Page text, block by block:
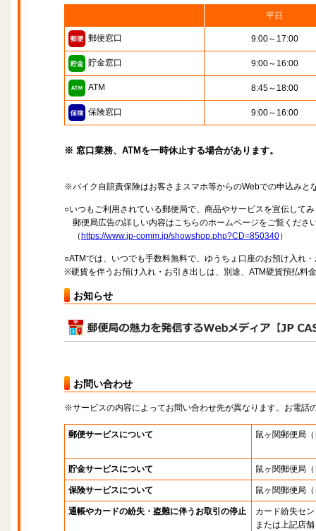
平日
郵便窓口 9:00～17:00
貯金窓口 9:00～16:00
ATM 8:45～18:00
保険窓口 9:00～16:00
※ 窓口業務、ATMを一時休止する場合があります。
※バイク自賠責保険はお客さまスマホ等からのWebでの申込みと
○いつもご利用されている郵便局で、商品やサービスを宣伝して
郵便局広告の詳しい内容はこちらのホームページをご覧くださ
（ https://www.jp-comm.jp/showshop.php?CD=850340）
○ATMでは、いつでも手数料無料で、ゆうちょ口座のお預け入れ
※硬貨を伴うお預け入れ・お引き出しは、別途、ATM硬貨預払料
お知らせ
お問い合わせ
※サービスの内容によってお問い合わせ先が異なります。お電話
郵便サービスについて 鼠ヶ関郵便局
貯金サービスについて 鼠ヶ関郵便局
保険サービスについて 鼠ヶ関郵便局
通帳やカードの紛失・盗難に伴うお取引の停止
カード紛失セ
または上記店舗